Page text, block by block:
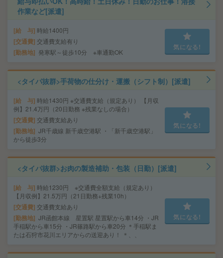
作業など[派遣]
給 与 時給1400円
交通費 交通費支給有り
勤務地 発寒駅～徒歩10分 ※車通勤OK
気になる!
<タイパ抜群>手荷物の仕分け・運搬（シフト制）[派遣]
給 与 時給1430円 ※交通費支給（規定あり） 【月収
例】21.4万円（20日勤務 ※残業なしの場合）
交通費 交通費支給あり
勤務地 JR千歳線 新千歳空港駅 ・「新千歳空港駅」
から徒歩3分
気になる!
<タイパ抜群>お肉の製造補助・包装（日勤）[派遣]
給 与 時給1230円 ※交通費全額支給（規定あり）
【月収例】21.5万円（21日勤務+残業10h）
交通費 交通費支給あり
勤務地 JR函館本線 星置駅 星置駅から車14分 ・JR
手稲駅から車15分 ・JR篠路駅から車20分 ＊手稲駅ま
たは石狩市花川エリアからの送迎あり！ ＊、、
気になる!